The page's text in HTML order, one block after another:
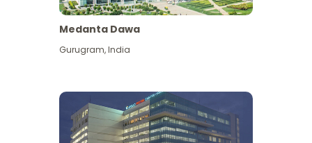
Medanta Dawa
Gurugram,India